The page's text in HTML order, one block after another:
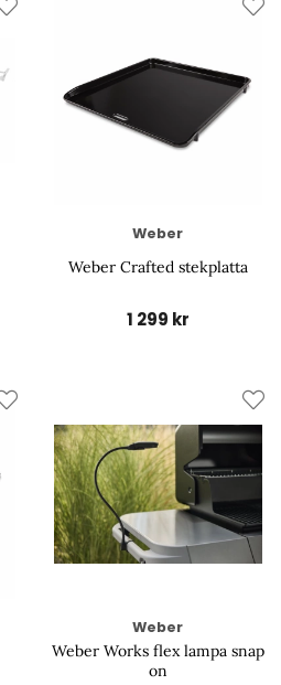
Weber
Weber Crafted stekplatta
1 299 kr
Weber
Weber Works flex lampa snap
on